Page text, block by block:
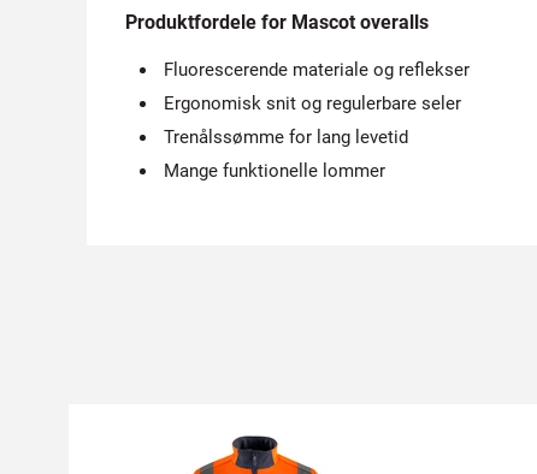
Produktfordele for Mascot overalls
Fluorescerende materiale og reflekser
Ergonomisk snit og regulerbare seler
Trenålssømme for lang levetid
Mange funktionelle lommer